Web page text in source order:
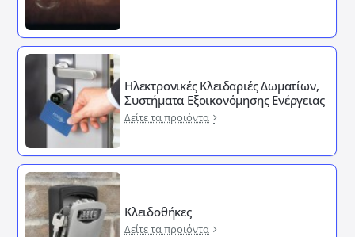
Ηλεκτρονικές Κλειδαριές Δωματίων,
Συστήματα Εξοικονόμησης Ενέργειας
Δείτε τα προιόντα
Κλειδοθήκες
Δείτε τα προιόντα